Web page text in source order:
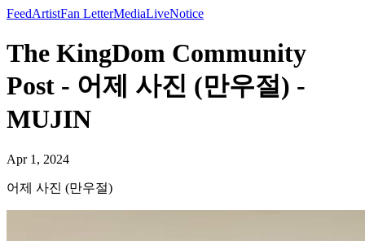
FeedArtistFan LetterMediaLiveNotice
The KingDom Community
Post - 어제 사진 (만우절) -
MUJIN
Apr 1, 2024
어제 사진 (만우절)